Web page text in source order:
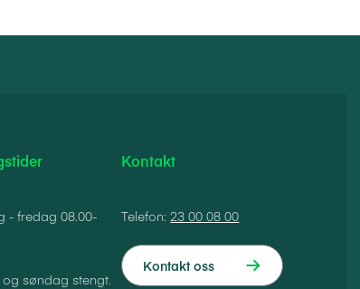
- fredag 08.00-
søndag stengt.
Kontakt
Telefon:23 00 08 00
Kontakt oss